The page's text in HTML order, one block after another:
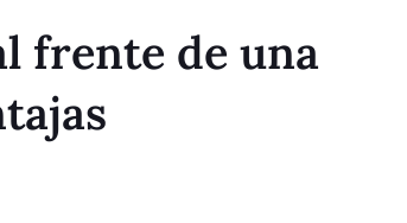
frente de una